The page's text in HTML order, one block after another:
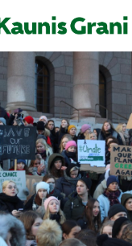
STADEN
AKTUELLT
IDROTT
KULTUR
HISTORIA
ALLMÄN
FÖR
ANNONSÖRER